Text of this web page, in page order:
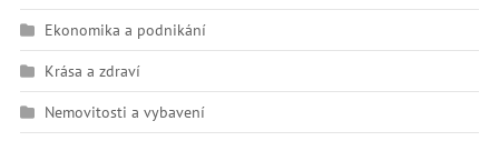
Ekonomika a podnikání
Krása a zdraví
Nemovitosti a vybavení